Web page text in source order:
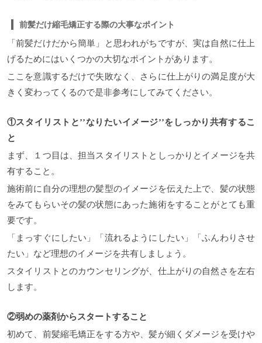
前髪だけ縮毛矯正する際の大事なポイント
「前髪だけだから簡単」と思われがちですが、実は自然に仕上
げるためにはいくつかの大切なポイントがあります。
ここを意識するだけで失敗なく、さらに仕上がりの満足度が大
きく変わってくるので是非参考にしてみてください。
①スタイリストと’’なりたいイメージ’’をしっかり共有するこ
と
まず、１つ目は、担当スタイリストとしっかりとイメージを共
有すること。
施術前に自分の理想の髪型のイメージを伝えた上で、髪の状態
をみてもらいその髪の状態にあった施術をすることがとても重
要です。
「まっすぐにしたい」「流れるようにしたい」「ふんわりさせ
たい」など理想のイメージを共有しましょう。
スタイリストとのカウンセリングが、仕上がりの自然さを左右
します。
②弱めの薬剤からスタートすること
初めて、前髪縮毛矯正をする方や、髪が細くダメージを受けや